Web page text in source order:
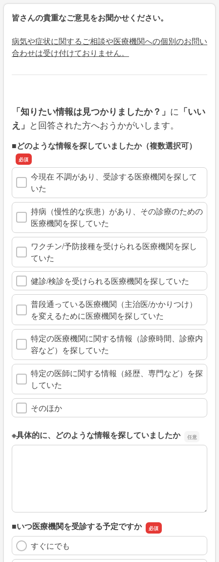
皆さんの貴重なご意見をお聞かせください。
病気や症状に関するご相談や医療機関への個別のお問い
合わせは受け付けておりません。
「知りたい情報は見つかりましたか？」 に 「いい
え」 と回答された方へおうかがいします。
■どのような情報を探していましたか（複数選択可）
今現在 不調があり、受診する医療機関を探して
いた
持病（慢性的な疾患）があり、その診療のための
医療機関を探していた
ワクチン/予防接種を受けられる医療機関を探し
ていた
健診/検診を受けられる医療機関を探していた
普段通っている医療機関（主治医/かかりつけ）
を変えるために医療機関を探していた
特定の医療機関に関する情報（診療時間、診療内
容など）を探していた
特定の医師に関する情報（経歴、専門など）を探
していた
そのほか
※具体的に、どのような情報を探していましたか
※具体的に、どのような情報を探していましたか
■いつ医療機関を受診する予定ですか
すぐにでも